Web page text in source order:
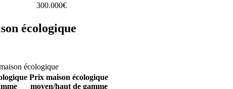
300.000€
écologique
écologique
Prix maison écologique
moyen/haut de gamme